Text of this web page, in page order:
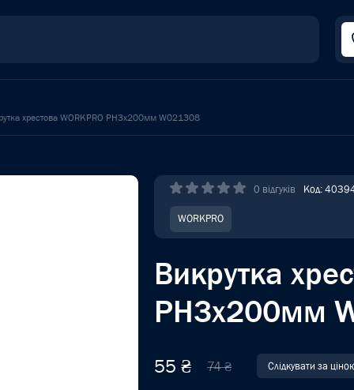
хрестова WORKPRO PH3x200мм W021308
0 відгуків Код:
WORKPRO
Викрутка
PH3x200мм
55 ₴ 74 ₴ Слідкувати за